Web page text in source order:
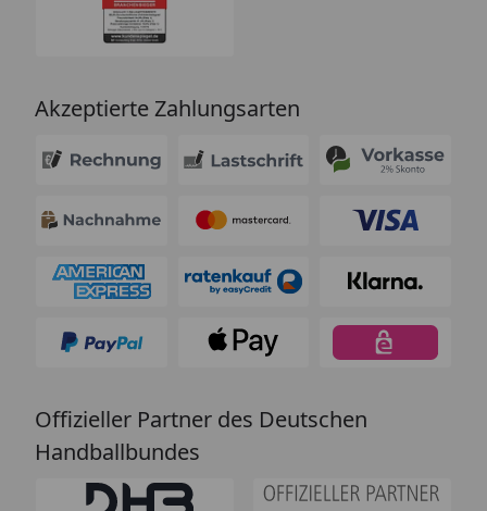
Akzeptierte Zahlungsarten
Offizieller Partner des Deutschen
Handballbundes